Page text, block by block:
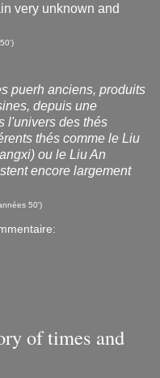
very unknown and
puerh anciens, produits
depuis une
l'univers des thés
thés comme le Liu
ou le Liu An
encore largement
50')
of times and